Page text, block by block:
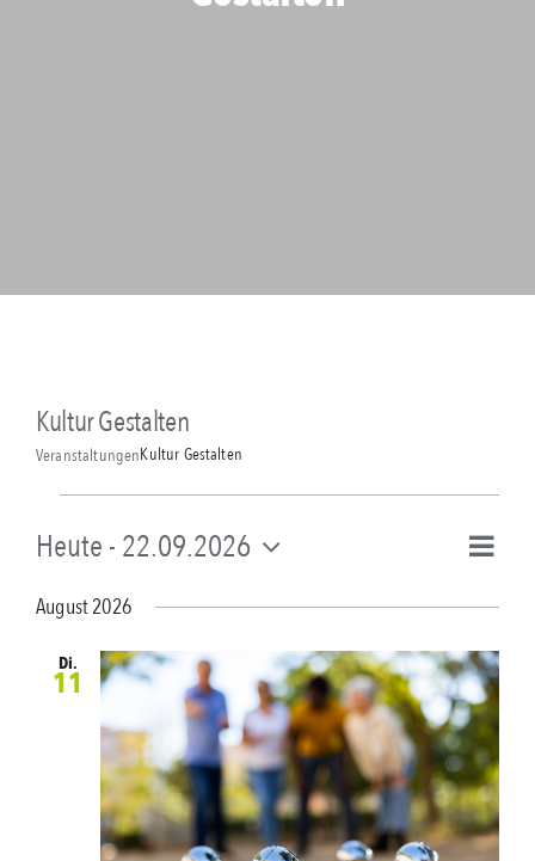
Kultur Gestalten
VeranstaltungenKultur Gestalten
Liste
Heute - 22.09.2026
wählen.
August 2026
Di.
11